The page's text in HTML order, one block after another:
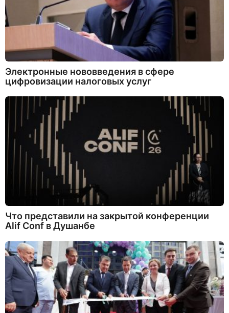
Электронные нововведения в сфере
цифровизации налоговых услуг
Что представили на закрытой конференции
Alif Conf в Душанбе